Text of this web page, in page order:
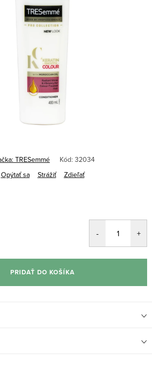
PRIDAŤ DO KOŠÍKA
TRESemmé Kód: 32034
Opýtať sa
Strážiť Zdieľať